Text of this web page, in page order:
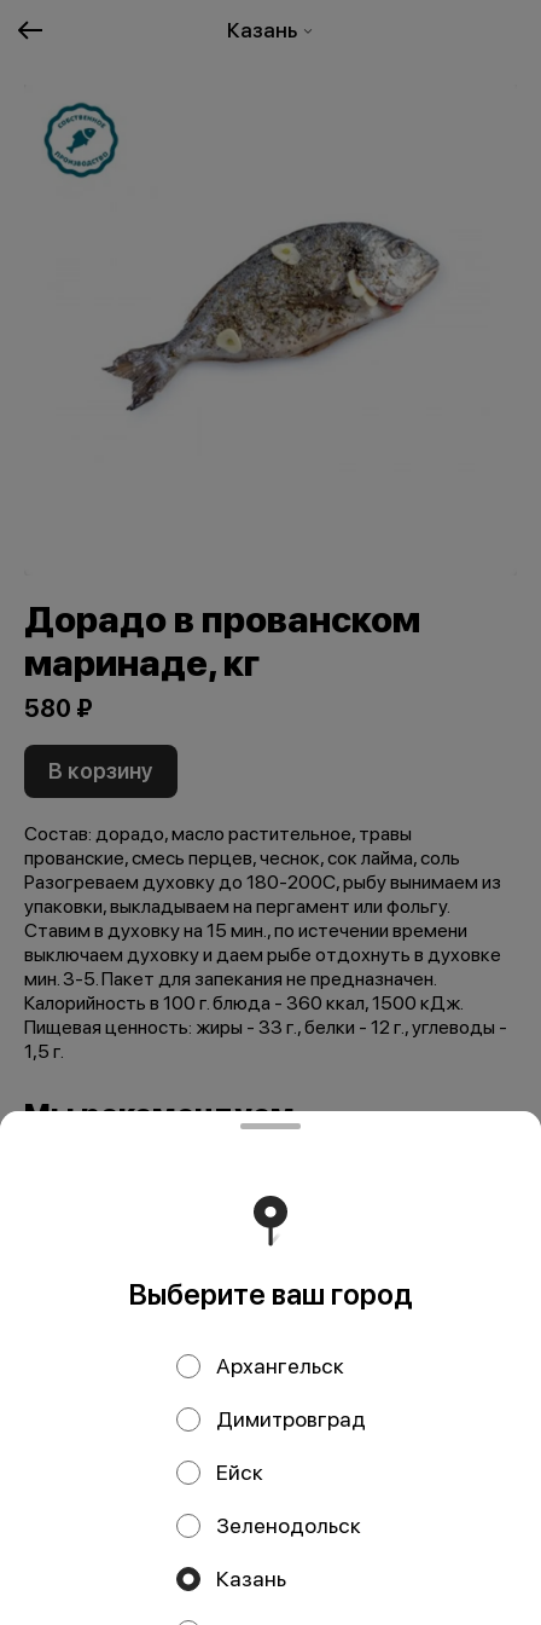
Казань
Дорадо в прованском
маринаде, кг
580 ₽
В корзину
Состав: дорадо, масло растительное, травы
прованские, смесь перцев, чеснок, сок лайма, соль
Разогреваем духовку до 180-200C, рыбу вынимаем из
упаковки, выкладываем на пергамент или фольгу.
Ставим в духовку на 15 мин., по истечении времени
выключаем духовку и даем рыбе отдохнуть в духовке
мин. 3-5. Пакет для запекания не предназначен.
Калорийность в 100 г. блюда - 360 ккал, 1500 кДж.
Пищевая ценность: жиры - 33 г., белки - 12 г., углеводы -
1,5 г.
Мы рекомендуем
средиземноморском
маринаде
ИП Давлетшина Гульназ Рашитовна
Выберите ваш город
Архангельск
Димитровград
Ейск
Зеленодольск
Казань